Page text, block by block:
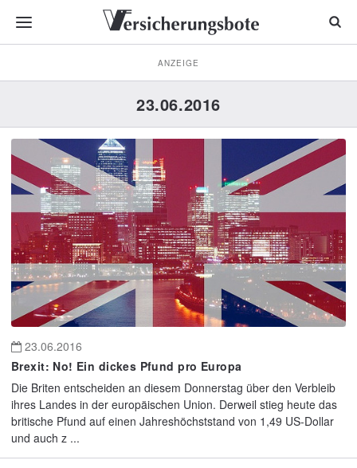
ANZEIGE
23.06.2016
23.06.2016
Brexit: No! Ein dickes Pfund pro Europa
Die Briten entscheiden an diesem Donnerstag über den Verbleib
ihres Landes in der europäischen Union. Derweil stieg heute das
britische Pfund auf einen Jahreshöchststand von 1,49 US-Dollar
und auch z ...